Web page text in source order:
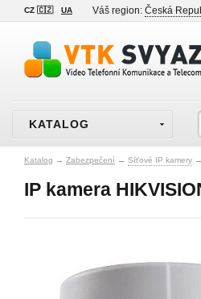
CZ 🇨🇿 UA Váš region: Česká
KATALOG
Katalog → Zabezpečení → Síťové IP kamery →
IP kamera